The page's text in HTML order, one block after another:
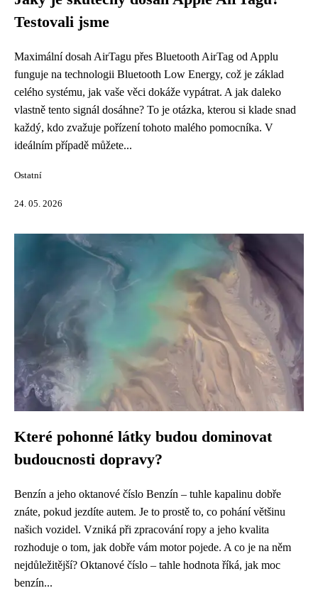
Testovali jsme
Maximální dosah AirTagu přes Bluetooth AirTag od Applu
funguje na technologii Bluetooth Low Energy, což je základ
celého systému, jak vaše věci dokáže vypátrat. A jak daleko
vlastně tento signál dosáhne? To je otázka, kterou si klade snad
každý, kdo zvažuje pořízení tohoto malého pomocníka. V
ideálním případě můžete...
Ostatní
24. 05. 2026
Které pohonné látky budou dominovat
budoucnosti dopravy?
Benzín a jeho oktanové číslo Benzín – tuhle kapalinu dobře
znáte, pokud jezdíte autem. Je to prostě to, co pohání většinu
našich vozidel. Vzniká při zpracování ropy a jeho kvalita
rozhoduje o tom, jak dobře vám motor pojede. A co je na něm
nejdůležitější? Oktanové číslo – tahle hodnota říká, jak moc
benzín...